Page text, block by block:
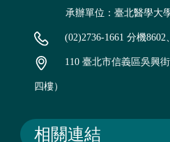
承辦單位：臺北醫學大
(02)2736-1661 分機8602
110 臺北市信義區吳興
四樓）
相關連結